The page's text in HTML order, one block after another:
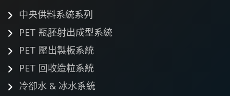
中央供料系統系列
PET 瓶胚射出成型系統
PET 壓出製板系統
PET 回收造粒系統
冷卻水 & 冰水系統